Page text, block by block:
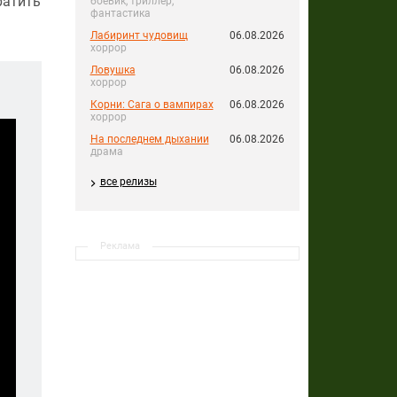
фантастика
Лабиринт чудовищ
хоррор
06.08.2026
Ловушка
хоррор
06.08.2026
Корни: Сага о вампирах
хоррор
06.08.2026
На последнем дыхании
драма
06.08.2026
все релизы
Реклама